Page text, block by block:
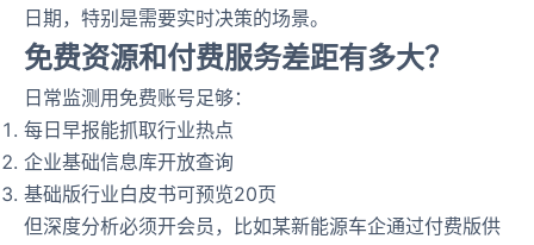
日期，特别是需要实时决策的场景。
免费资源和付费服务差距有多大？
日常监测用免费账号足够：
每日早报能抓取行业热点
企业基础信息库开放查询
基础版行业白皮书可预览20页
但深度分析必须开会员，比如某新能源车企通过付费版供